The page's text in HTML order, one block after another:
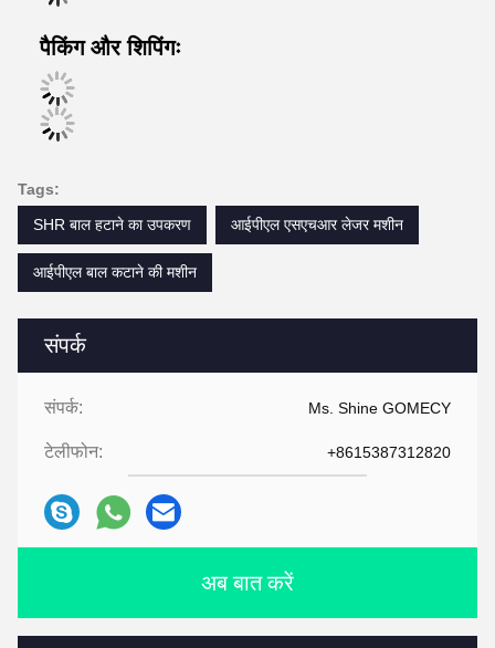
संपर्क
संपर्क: Ms. Shine GOMECY
टेलीफोन: +8615387312820
अब बात करें
पैकिंग और शिपिंगः
Tags:
SHR बाल हटाने का उपकरण
आईपीएल एसएचआर लेजर मशीन
आईपीएल बाल कटाने की मशीन